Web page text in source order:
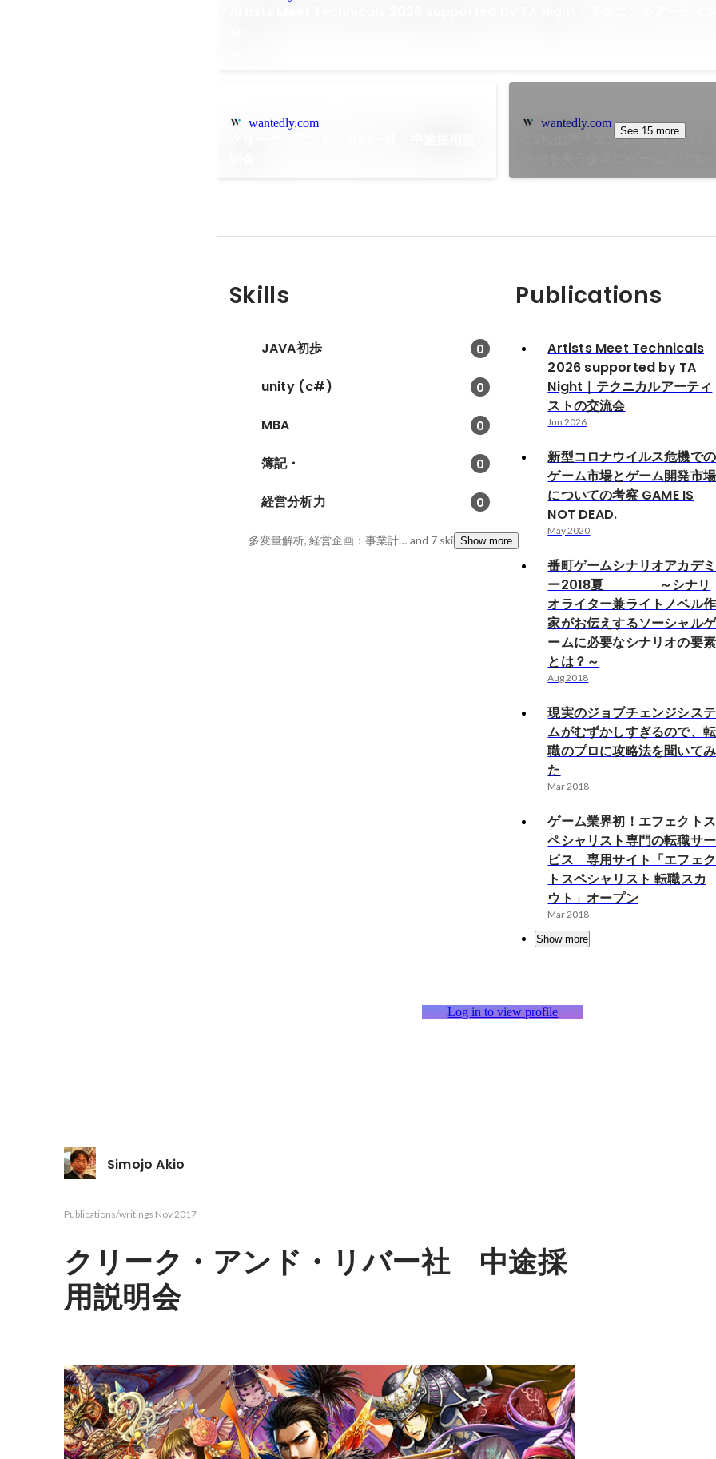
wantedly.com wantedly.com
C2松山洋『エンターテインメン
けたもの－』出版記念トークラ
See 15 more
Skills
JAVA初歩 0
unity (c#) 0
MBA 0
簿記・ 0
経営分析力 0
多変量解析, 経営企画：事業計画策定・予実管理, 人材育成力 and 7 skillsShow more
Publications
Artists Meet Technicals
2026 supported by TA
Night｜テクニカルアーティ
ストの交流会
Jun 2026
新型コロナウイルス危機での
ゲーム市場とゲーム開発市場
についての考察 GAME IS
NOT DEAD.
May 2020
番町ゲームシナリオアカデミ
ー2018夏 ～シナリ
オライター兼ライトノベル作
家がお伝えするソーシャルゲ
ームに必要なシナリオの要素
とは？～
Aug 2018
現実のジョブチェンジシステ
ムがむずかしすぎるので、転
職のプロに攻略法を聞いてみ
た
Mar 2018
ゲーム業界初！エフェクトス
ペシャリスト専門の転職サー
ビス 専用サイト「エフェク
トスペシャリスト 転職スカ
ウト」オープン
Mar 2018
Show more
Log in to view profile
Simojo Akio
Publications/writings Nov 2017
クリーク・アンド・リバー社 中途採
用説明会